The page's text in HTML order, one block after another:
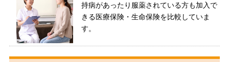
持病があったり服薬されている方も加入で
きる医療保険・生命保険を比較していま
す。